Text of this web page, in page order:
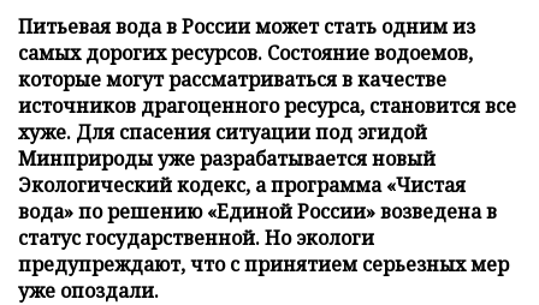
Питьевая вода в России может стать одним из
самых дорогих ресурсов. Состояние водоемов,
которые могут рассматриваться в качестве
источников драгоценного ресурса, становится все
хуже. Для спасения ситуации под эгидой
Минприроды уже разрабатывается новый
Экологический кодекс, а программа «Чистая
вода» по решению «Единой России» возведена в
статус государственной. Но экологи
предупреждают, что с принятием серьезных мер
уже опоздали.